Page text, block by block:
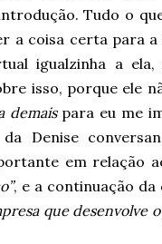
Tudo o
a coisa certa para
igualzinha a
isso, porque ele
demaispara eu me
Denise
em relação
, e a continuação
que desenvolve